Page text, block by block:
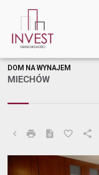
MIECHÓW
DOM NA WYNAJEM